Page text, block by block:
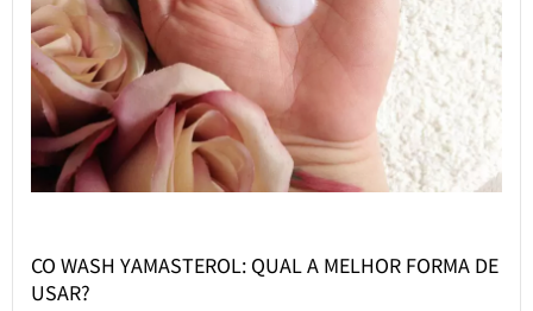
CO WASH YAMASTEROL: QUAL A MELHOR FORMA DE
USAR?